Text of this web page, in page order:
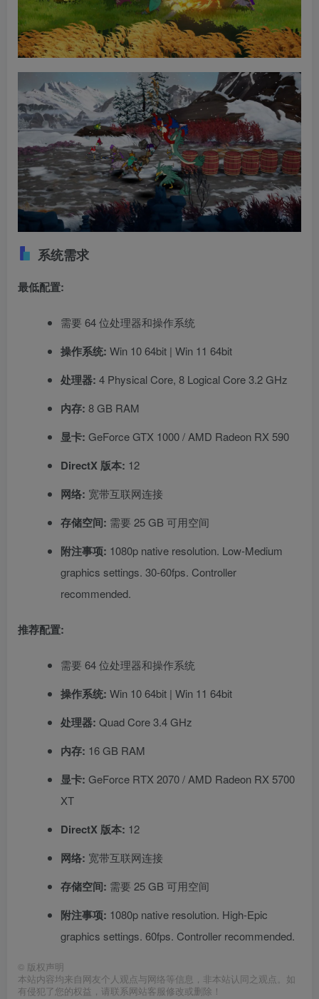
系统需求
最低配置:
需要 64 位处理器和操作系统
操作系统: Win 10 64bit | Win 11 64bit
处理器: 4 Physical Core, 8 Logical Core 3.2 GHz
内存: 8 GB RAM
显卡: GeForce GTX 1000 / AMD Radeon RX 590
DirectX 版本: 12
网络: 宽带互联网连接
存储空间: 需要 25 GB 可用空间
附注事项: 1080p native resolution. Low-Medium
graphics settings. 30-60fps. Controller
recommended.
推荐配置:
需要 64 位处理器和操作系统
操作系统: Win 10 64bit | Win 11 64bit
处理器: Quad Core 3.4 GHz
内存: 16 GB RAM
显卡: GeForce RTX 2070 / AMD Radeon RX 5700
XT
DirectX 版本: 12
网络: 宽带互联网连接
存储空间: 需要 25 GB 可用空间
附注事项: 1080p native resolution. High-Epic
graphics settings. 60fps. Controller recommended.
© 版权声明
本站内容均来自网友个人观点与网络等信息，非本站认同之观点。如
有侵犯了您的权益，请联系网站客服修改或删除！